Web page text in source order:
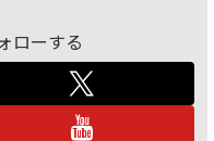
ローする